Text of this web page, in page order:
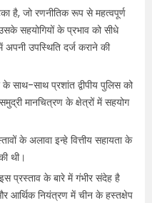
है, जो रणनीतिक रूप से महत्वपूर्ण
सहयोगियों के प्रभाव को सीधे
अपनी उपस्थिति दर्ज कराने की
साथ-साथ प्रशांत द्वीपीय पुलिस को
मानचित्रण के क्षेत्रों में सहयोग
के अलावा इन्हे वित्तीय सहायता के
थी।
प्रस्ताव के बारे में गंभीर संदेह है
आर्थिक नियंत्रण में चीन के हस्तक्षेप